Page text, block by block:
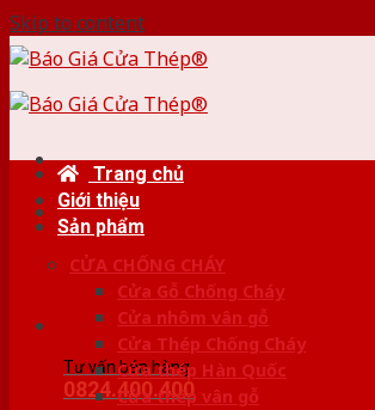
Skip to content
Tư vấn bán hàng
0824.400.400
Trang chủ
Giới thiệu
Sản phẩm
CỬA CHỐNG CHÁY
Cửa Gỗ Chống Cháy
Cửa nhôm vân gỗ
Cửa Thép Chống Cháy
Cửa thép Hàn Quốc
Cửa thép vân gỗ